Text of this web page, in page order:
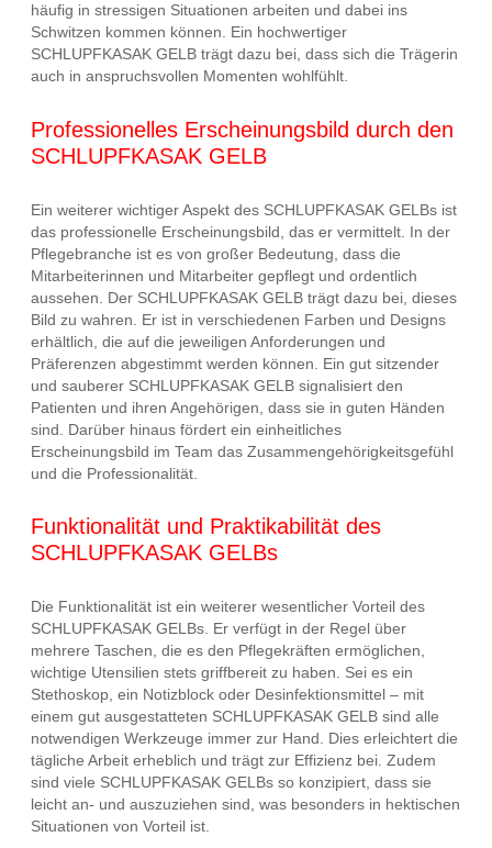
häufig in stressigen Situationen arbeiten und dabei ins
Schwitzen kommen können. Ein hochwertiger
SCHLUPFKASAK GELB trägt dazu bei, dass sich die Trägerin
auch in anspruchsvollen Momenten wohlfühlt.
Professionelles Erscheinungsbild durch den
SCHLUPFKASAK GELB
Ein weiterer wichtiger Aspekt des SCHLUPFKASAK GELBs ist
das professionelle Erscheinungsbild, das er vermittelt. In der
Pflegebranche ist es von großer Bedeutung, dass die
Mitarbeiterinnen und Mitarbeiter gepflegt und ordentlich
aussehen. Der SCHLUPFKASAK GELB trägt dazu bei, dieses
Bild zu wahren. Er ist in verschiedenen Farben und Designs
erhältlich, die auf die jeweiligen Anforderungen und
Präferenzen abgestimmt werden können. Ein gut sitzender
und sauberer SCHLUPFKASAK GELB signalisiert den
Patienten und ihren Angehörigen, dass sie in guten Händen
sind. Darüber hinaus fördert ein einheitliches
Erscheinungsbild im Team das Zusammengehörigkeitsgefühl
und die Professionalität.
Funktionalität und Praktikabilität des
SCHLUPFKASAK GELBs
Die Funktionalität ist ein weiterer wesentlicher Vorteil des
SCHLUPFKASAK GELBs. Er verfügt in der Regel über
mehrere Taschen, die es den Pflegekräften ermöglichen,
wichtige Utensilien stets griffbereit zu haben. Sei es ein
Stethoskop, ein Notizblock oder Desinfektionsmittel – mit
einem gut ausgestatteten SCHLUPFKASAK GELB sind alle
notwendigen Werkzeuge immer zur Hand. Dies erleichtert die
tägliche Arbeit erheblich und trägt zur Effizienz bei. Zudem
sind viele SCHLUPFKASAK GELBs so konzipiert, dass sie
leicht an- und auszuziehen sind, was besonders in hektischen
Situationen von Vorteil ist.